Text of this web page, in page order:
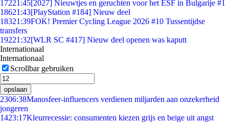
17221:45[2027] Nieuwtjes en geruchten voor het ESF in Bulgarije #1
18621:43[PlayStation #184] Nieuw deel
18321:39FOK! Premier Cycling League 2026 #10 Tussentijdse
transfers
19221:32[WLR SC #417] Nieuw deel openen was kaputt
Internationaal
Internationaal
Scrollbar gebruiken
opslaan
2306:38Manosfeer-influencers verdienen miljarden aan onzekerheid
jongeren
1423:17Kleurrecessie: consumenten kiezen grijs en beige uit angst